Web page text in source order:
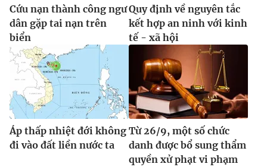
Cứu nạn thành công ngư
dân gặp tai nạn trên
biển
Quy định về nguyên tắc
kết hợp an ninh với kinh
tế - xã hội
Áp thấp nhiệt đới không
đi vào đất liền nước ta
Từ 26/9, một số chức
danh được bổ sung thẩm
quyền xử phạt vi phạm